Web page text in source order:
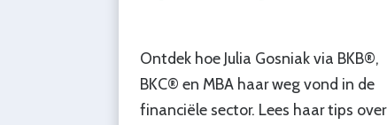
Ontdek hoe Julia Gosniak via BKB®,
BKC® en MBA haar weg vond in de
financiële sector. Lees haar tips over